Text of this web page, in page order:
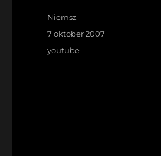
Auteur
Niemsz
Geplaatst
7 oktober 2007
Tags
youtube